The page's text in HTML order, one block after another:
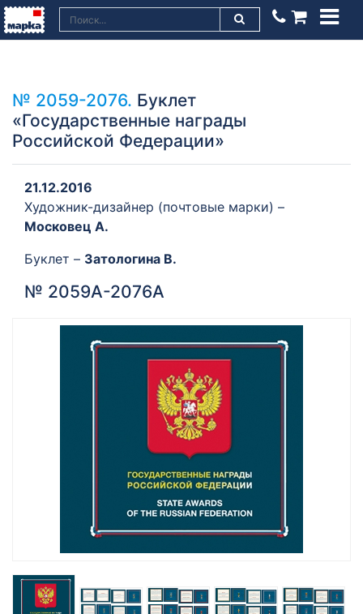
№ 2059-2076. Буклет
«Государственные награды
Российской Федерации»
21.12.2016
Художник-дизайнер (почтовые марки) –
Московец А.
Буклет – Затологина В.
№ 2059А-2076А